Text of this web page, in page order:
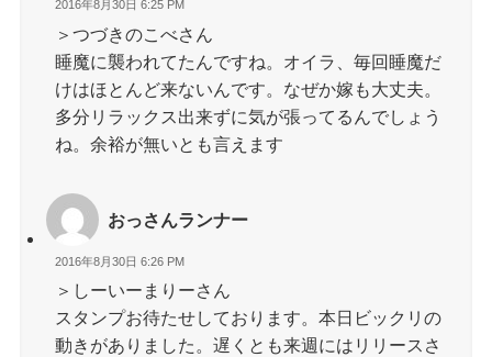
2016年8月30日 6:25 PM
＞つづきのこべさん
睡魔に襲われてたんですね。オイラ、毎回睡魔だ
けはほとんど来ないんです。なぜか嫁も大丈夫。
多分リラックス出来ずに気が張ってるんでしょう
ね。余裕が無いとも言えます
おっさんランナー
2016年8月30日 6:26 PM
＞しーいーまりーさん
スタンプお待たせしております。本日ビックリの
動きがありました。遅くとも来週にはリリースさ